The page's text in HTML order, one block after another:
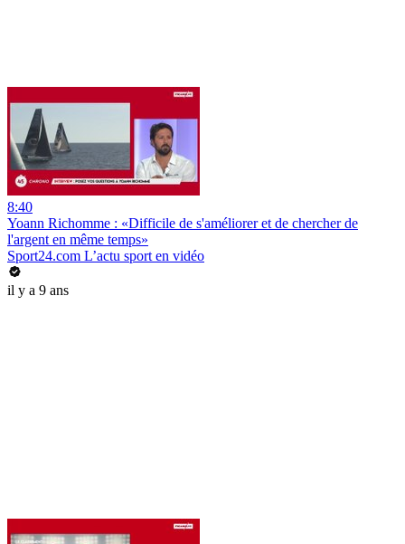
8:40
Yoann Richomme : «Difficile de s'améliorer et de chercher de
l'argent en même temps»
Sport24.com L’actu sport en vidéo
il y a 9 ans